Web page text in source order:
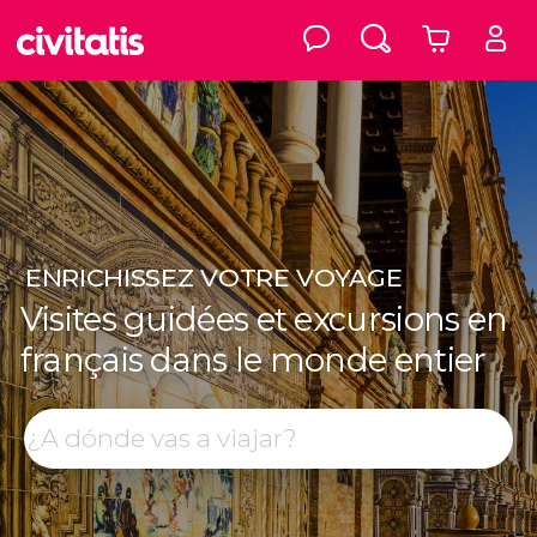
ENRICHISSEZVOTRE VOYAGE
Visites guidées et excursions en
français dans le monde entier
Rechercher
Top destinations